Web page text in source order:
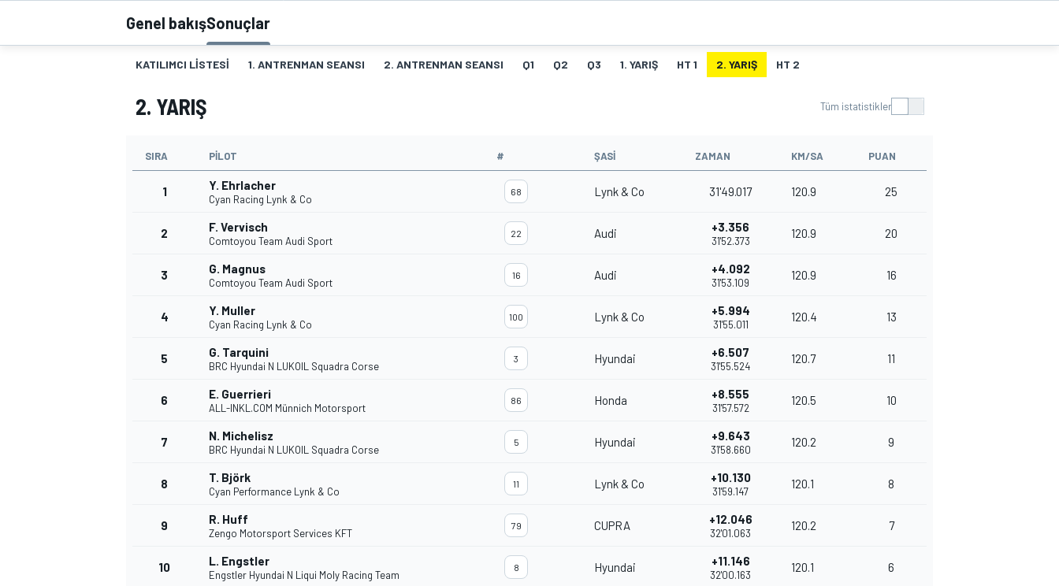
MOTOGP
WORLD SUPERBIKE
Genel bakışSonuçlar
KATILIMCI LISTESI 1. ANTRENMAN SEANSI 2. ANTRENMAN SEANSI Q1 Q2 Q3 1. YARIŞ HT 1 2. YARIŞ HT 2
2. YARIŞ Tüm istatistikler
SIRA PILOT # ŞASI ZAMAN KM/SA PUAN
1 Y. Ehrlacher
Cyan Racing Lynk & Co
68 Lynk & Co 31'49.017 120.9 25
2 F. Vervisch
Comtoyou Team Audi Sport
22 Audi +3.356
31'52.373
120.9 20
3 G. Magnus
Comtoyou Team Audi Sport
16 Audi +4.092
31'53.109
120.9 16
4 Y. Muller
Cyan Racing Lynk & Co
100 Lynk & Co +5.994
31'55.011
120.4 13
5 G. Tarquini
BRC Hyundai N LUKOIL Squadra Corse
3 Hyundai +6.507
31'55.524
120.7 11
6 E. Guerrieri
ALL-INKL.COM Münnich Motorsport
86 Honda +8.555
31'57.572
120.5 10
7 N. Michelisz
BRC Hyundai N LUKOIL Squadra Corse
5 Hyundai +9.643
31'58.660
120.2 9
8 T. Björk
Cyan Performance Lynk & Co
11 Lynk & Co +10.130
31'59.147
120.1 8
9 R. Huff
Zengo Motorsport Services KFT
79 CUPRA +12.046
32'01.063
120.2 7
10 L. Engstler
Engstler Hyundai N Liqui Moly Racing Team
8 Hyundai +11.146
32'00.163
120.1 6